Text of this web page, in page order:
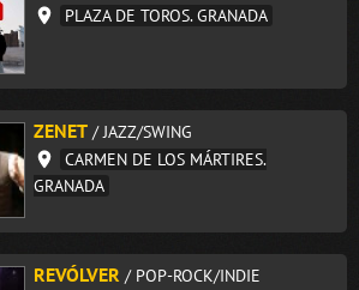
PLAZA DE TOROS. GRANADA
ZENET / JAZZ/SWING
CARMEN DE LOS MÁRTIRES.
GRANADA
REVÓLVER / POP-ROCK/INDIE